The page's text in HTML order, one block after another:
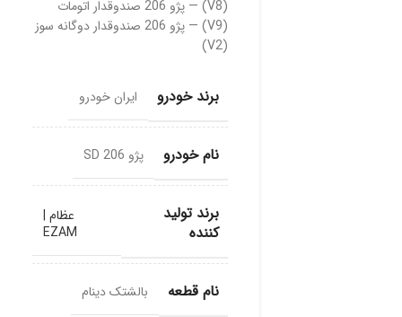
(V8)
—
پژو 206 صندوقدار اتومات
(V9)
—
پژو 206 صندوقدار دوگانه سوز
(V2)
برند خودرو ایران خودرو
نام خودرو پژو 206 SD
برند تولید
کننده
عظام |
EZAM
نام قطعه بالشتک دینام